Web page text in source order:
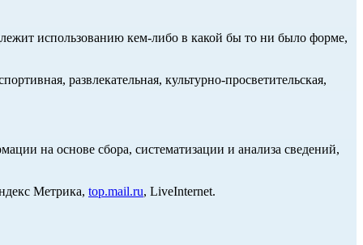
использованию кем-либо в какой бы то ни было форме,
развлекательная, культурно-просветительская,
на основе сбора, систематизации и анализа сведений,
Метрика, top.mail.ru, LiveInternet.